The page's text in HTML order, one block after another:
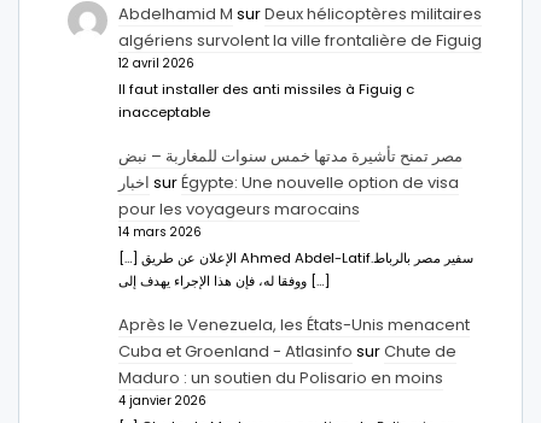
Abdelhamid M surDeux hélicoptères militaires
algériens survolent la ville frontalière de Figuig
12 avril 2026
Il faut installer des anti missiles à Figuig c
inacceptable
مصر تمنح تأشيرة مدتها خمس سنوات للمغاربة – نبض
اخبار surÉgypte: Une nouvelle option de visa
pour les voyageurs marocains
14 mars 2026
[…] الإعلان عن طريق Ahmed Abdel-Latifسفير مصر بالرباط.
ووفقا له، فإن هذا الإجراء يهدف إلى […]
Après le Venezuela, les États-Unis menacent
Cuba et Groenland - Atlasinfo surChute de
Maduro : un soutien du Polisario en moins
4 janvier 2026